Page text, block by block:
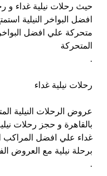
حيث رحلات نيلية غداء و
افضل البواخر النيلية
متحركة علي افضل البواخر
المتحركة
.
رحلات نيلية غداء
عروض الرحلات النيلية
بالقاهرة و حجز رحلات
غداء علي افضل المراكب
برحلة نيلية مع العروض
.